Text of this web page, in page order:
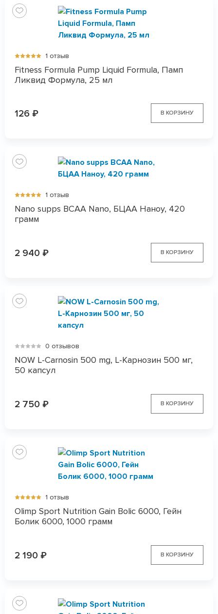
1 отзыв
Fitness Formula Pump Liquid Formula, Памп
Ликвид Формула, 25 мл
126 ₽ В КОРЗИНУ
1 отзыв
Nano supps BCAA Nano, БЦАА Наноу, 420
грамм
2 940 ₽ В КОРЗИНУ
0 отзывов
NOW L-Carnosin 500 mg, L-Карнозин 500 мг,
50 капсул
2 750 ₽ В КОРЗИНУ
1 отзыв
Olimp Sport Nutrition Gain Bolic 6000, Гейн
Болик 6000, 1000 грамм
2 190 ₽ В КОРЗИНУ